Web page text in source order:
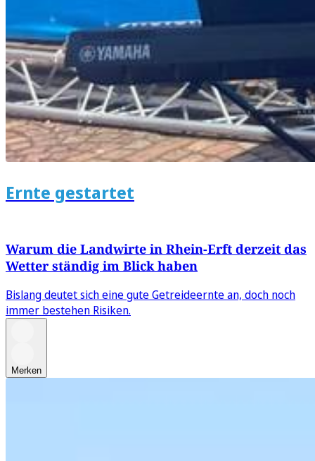
Ernte gestartet
Warum die Landwirte in Rhein-Erft derzeit das
Wetter ständig im Blick haben
Bislang deutet sich eine gute Getreideernte an, doch noch
immer bestehen Risiken.
Merken